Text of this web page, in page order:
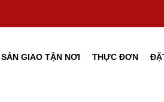
GIAO TẬN NƠI THỰC ĐƠN